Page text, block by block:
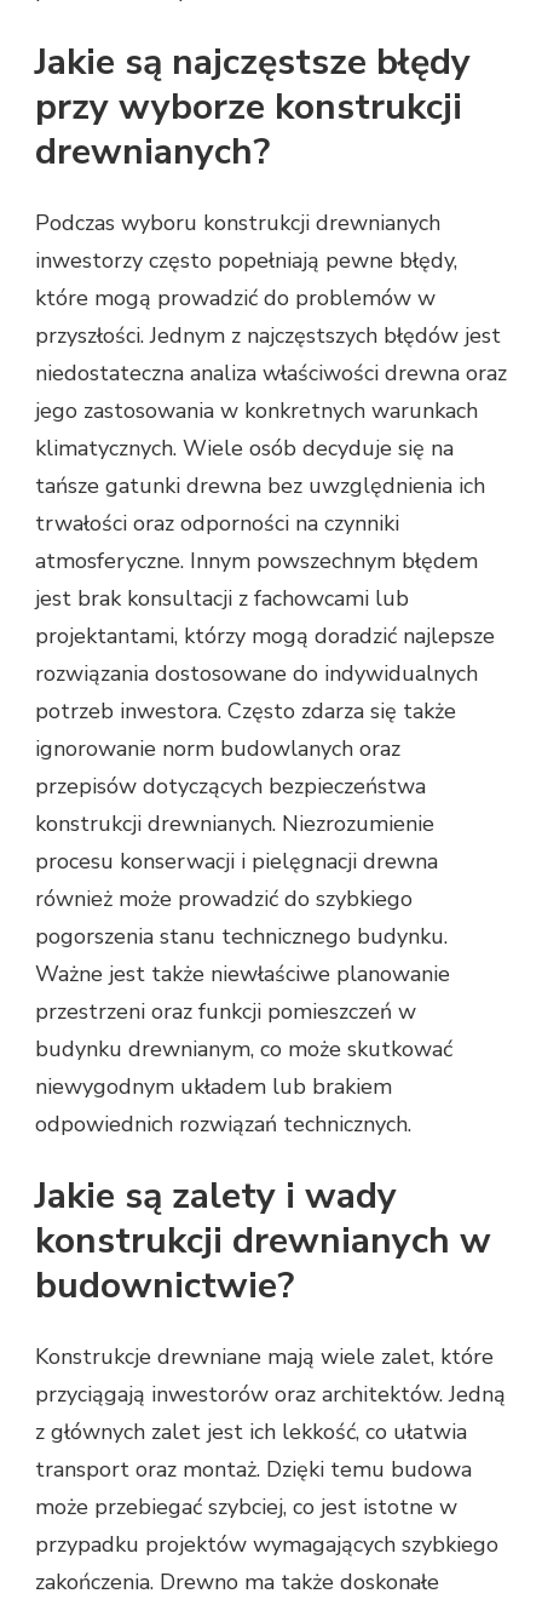
Jakie są najczęstsze błędy
przy wyborze konstrukcji
drewnianych?
Podczas wyboru konstrukcji drewnianych
inwestorzy często popełniają pewne błędy,
które mogą prowadzić do problemów w
przyszłości. Jednym z najczęstszych błędów jest
niedostateczna analiza właściwości drewna oraz
jego zastosowania w konkretnych warunkach
klimatycznych. Wiele osób decyduje się na
tańsze gatunki drewna bez uwzględnienia ich
trwałości oraz odporności na czynniki
atmosferyczne. Innym powszechnym błędem
jest brak konsultacji z fachowcami lub
projektantami, którzy mogą doradzić najlepsze
rozwiązania dostosowane do indywidualnych
potrzeb inwestora. Często zdarza się także
ignorowanie norm budowlanych oraz
przepisów dotyczących bezpieczeństwa
konstrukcji drewnianych. Niezrozumienie
procesu konserwacji i pielęgnacji drewna
również może prowadzić do szybkiego
pogorszenia stanu technicznego budynku.
Ważne jest także niewłaściwe planowanie
przestrzeni oraz funkcji pomieszczeń w
budynku drewnianym, co może skutkować
niewygodnym układem lub brakiem
odpowiednich rozwiązań technicznych.
Jakie są zalety i wady
konstrukcji drewnianych w
budownictwie?
Konstrukcje drewniane mają wiele zalet, które
przyciągają inwestorów oraz architektów. Jedną
z głównych zalet jest ich lekkość, co ułatwia
transport oraz montaż. Dzięki temu budowa
może przebiegać szybciej, co jest istotne w
przypadku projektów wymagających szybkiego
zakończenia. Drewno ma także doskonałe